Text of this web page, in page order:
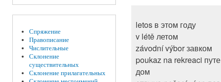
Спряжение
Правописание
Числительные
Склонение
существительных
Склонение прилагательных
letos в этом году
v létě летом
závodní výbor завком
poukaz na rekreaci
дом